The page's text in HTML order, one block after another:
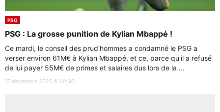
PSG
PSG : La grosse punition de Kylian Mbappé !
Ce mardi, le conseil des prud'hommes a condamné le PSG a
verser environ 61M€ à Kylian Mbappé, et ce, parce qu'il a refusé
de lui payer 55M€ de primes et salaires dus lors de la ...
17 décembre 2025 à 14h30